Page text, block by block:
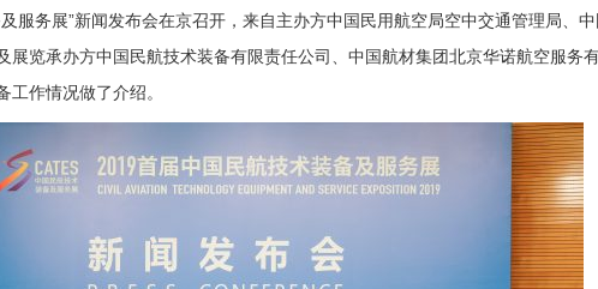
服务展”新闻发布会在京召开，来自主办方中国民用航空局空中交通管理局、
展览承办方中国民航技术装备有限责任公司、中国航材集团北京华诺航空服务
作情况做了介绍。